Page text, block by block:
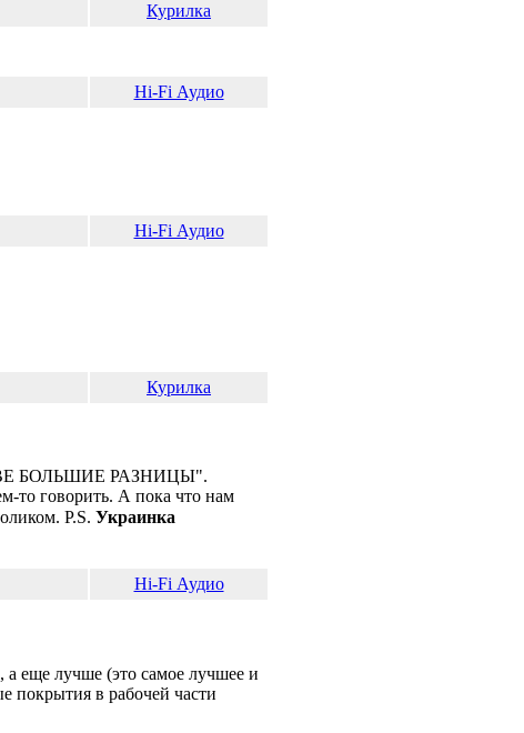
Курилка
Hi-Fi Аудио
Hi-Fi Аудио
Курилка
"ДВЕ БОЛЬШИЕ РАЗНИЦЫ".
то говорить. А пока что нам
P.S. Украинка
Hi-Fi Аудио
, а еще лучше (это самое лучшее и
покрытия в рабочей части